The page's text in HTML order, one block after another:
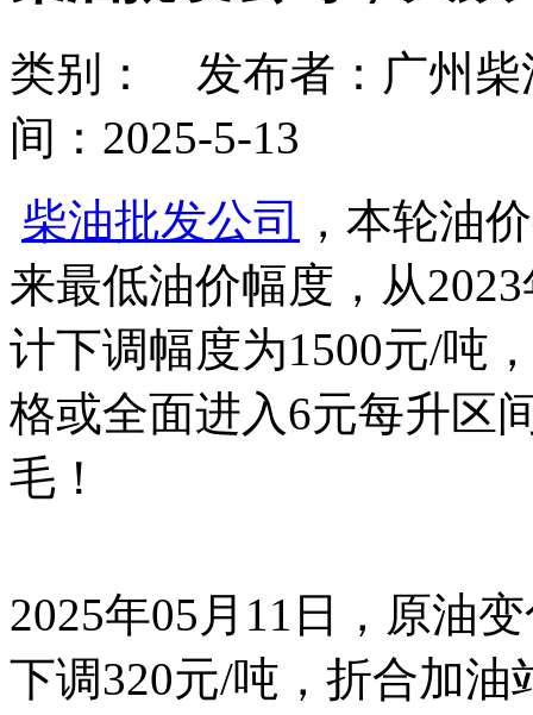
类别： 发布者：广州
间：2025-5-13
柴油批发公司
，本轮油
来最低油价幅度，从
计下调幅度为1500元/吨
格或全面进入6元每升区
毛！
2025年05月11日，原油
下调320元/吨，折合加